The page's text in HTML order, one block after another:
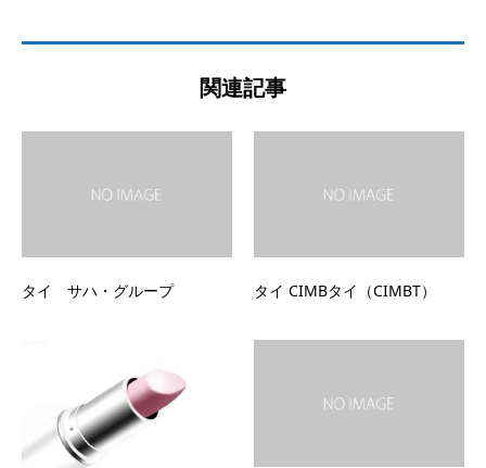
関連記事
タイ サハ・グループ タイ CIMBタイ（CIMBT）